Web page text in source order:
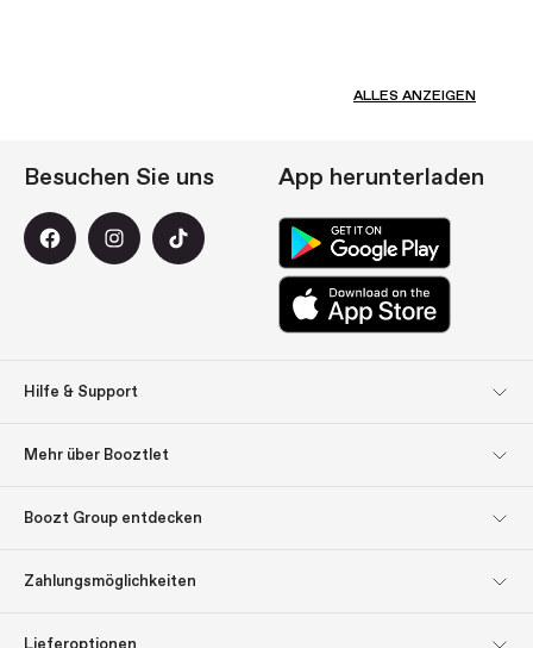
ALLES ANZEIGEN
Hilfe & Support
Mehr über Booztlet
Newsletter
Boozt Group entdecken
Besuchen Sie uns App herunterladen
Zahlungsmöglichkeiten